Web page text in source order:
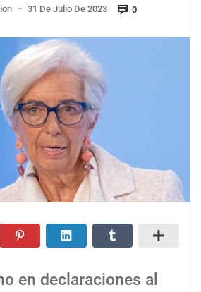
— 31 De Julio De 2023 0
en declaraciones al